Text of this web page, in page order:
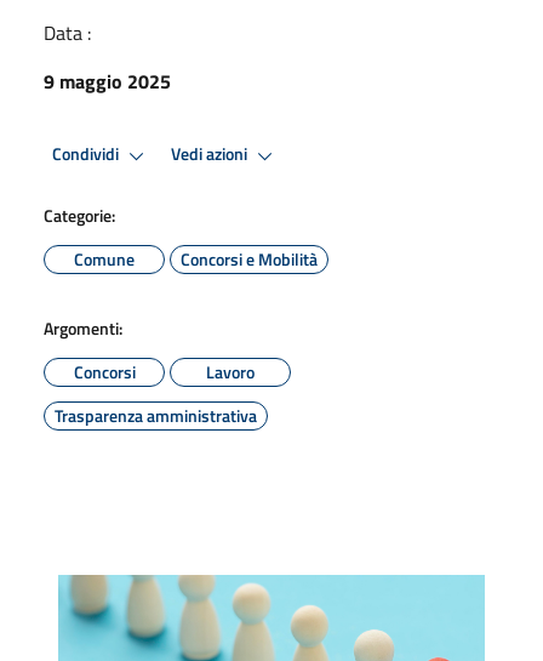
Data :
9 maggio 2025
Condividi Vedi azioni
Categorie:
Comune
Concorsi e Mobilità
Argomenti:
Concorsi
Lavoro
Trasparenza amministrativa